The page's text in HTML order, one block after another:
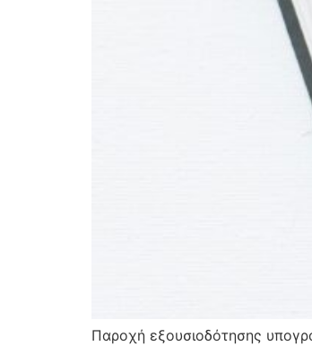
Παροχή εξουσιοδότησης